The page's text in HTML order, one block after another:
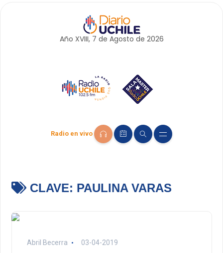
Año XVIII, 7 de Agosto de 2026
Radio en vivo
CLAVE: PAULINA VARAS
Abril Becerra 03-04-2019